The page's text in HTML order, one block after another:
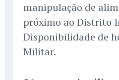
manipulação de
próximo ao Distrito
Disponibilidade de
Militar.